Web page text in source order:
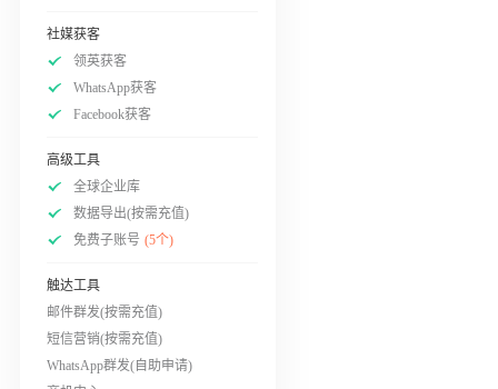
社媒获客
领英获客
WhatsApp获客
Facebook获客
高级工具
全球企业库
数据导出(按需充值)
免费子账号 (5个)
触达工具
邮件群发(按需充值)
短信营销(按需充值)
WhatsApp群发(自助申请)